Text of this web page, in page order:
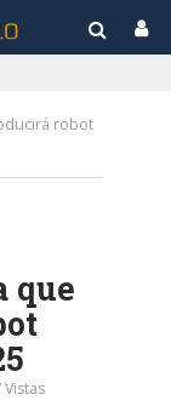
robot
que
Vistas